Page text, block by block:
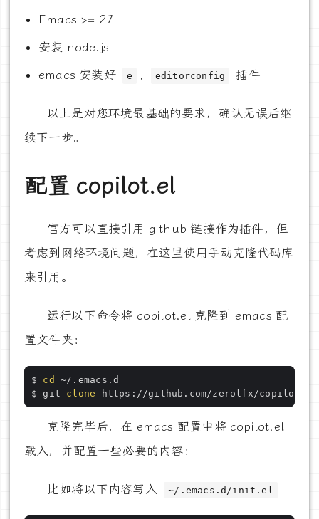
Emacs >= 27
安装 node.js
emacs 安装好
e , editorconfig 插件
以上是对您环境最基础的要求，确认无误后继
续下一步。
配置 copilot.el
官方可以直接引用 github 链接作为插件，但
考虑到网络环境问题，在这里使用手动克隆代码库
来引用。
运行以下命令将 copilot.el 克隆到 emacs 配
置文件夹：
$ cd
$ git clone
克隆完毕后，在 emacs 配置中将 copilot.el
载入，并配置一些必要的内容：
比如将以下内容写入 ~/.emacs.d/init.el